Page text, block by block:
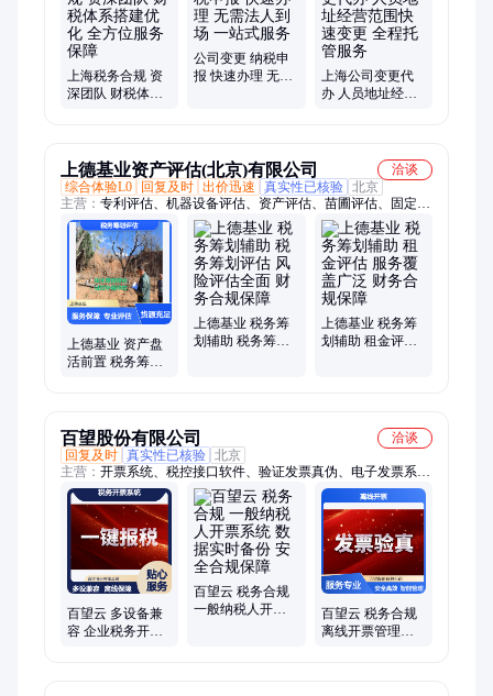
上海税务合规 资
深团队 财税体系
公司变更 纳税申
报 快速办理 无需
上海公司变更代
办 人员地址经营
上德基业资产评估(北京)有限公司
洽谈
综合体验L0
回复及时 出价迅速 真实性已核验 北京
主营： 专利评估、机器设备评估、资产评估、苗圃评估、固定资
产评估、评估服务、资产处置评估、股权转让评估、整体资产评
估、数据资产评估、资产处置评估服、租金评估、资产设备评估
服、企业价值评估、知识产权评估、无形资产评估、房地产评
估、资产评估收费标准、司法评估
上德基业 资产盘
活前置 税务筹划
上德基业 税务筹
划辅助 税务筹划
上德基业 税务筹
划辅助 租金评估
百望股份有限公司
洽谈
回复及时 真实性已核验 北京
主营： 开票系统、税控接口软件、验证发票真伪、电子发票系
统、电子发票接口
百望云 多设备兼
容 企业税务开票
百望云 税务合规
一般纳税人开票
百望云 税务合规
离线开票管理系